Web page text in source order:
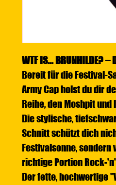
WTF IS... BRUNHILDE? –
Bereit für die Festival-
Army Cap holst du dir
Reihe, den Moshpit
Die stylische,
Schnitt schützt dich
Festivalsonne,
richtige Portion Rock-
Der fette, hochwertige